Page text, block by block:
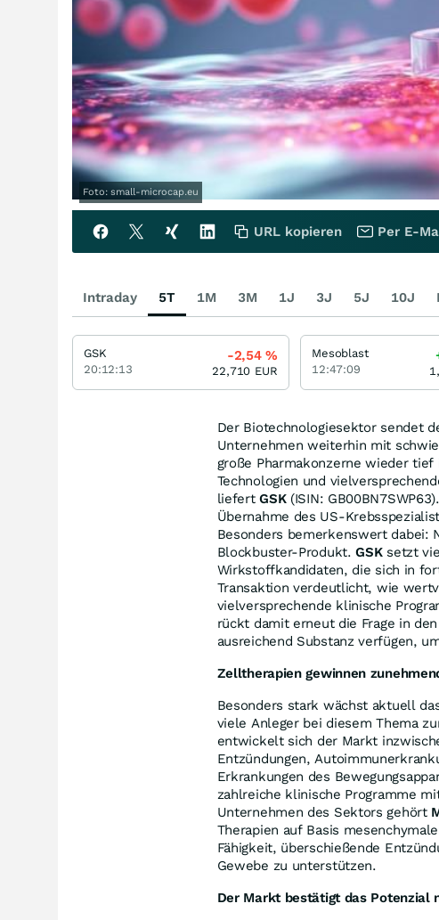
Foto: small-microcap.eu
Der Biotechnologiesektor sendet
Unternehmen weiterhin mit
große Pharmakonzerne wieder tief
Technologien und
liefertGSK(ISIN:
Übernahme des US-
Besonders bemerkenswert
Blockbuster-Produkt.GSKsetzt
Wirkstoffkandidaten, die sich in
Transaktion verdeutlicht, wie
vielversprechende klinische
rückt damit erneut die Frage in
ausreichend Substanz verfügen,
Zelltherapien gewinnen
Besonders stark wächst aktuell
viele Anleger bei diesem Thema
entwickelt sich der Markt
Entzündungen,
Erkrankungen des
zahlreiche klinische Programme
Unternehmen des Sektors gehört
Therapien auf Basis
Fähigkeit, überschießende
Gewebe zu unterstützen.
Der Markt bestätigt das Potenzial
URL kopieren Per E-
Intraday 5T 1M 3M 1J 3J 5J 10J
GSK
20:12:13
-2,54%
22,710 EUR
Mesoblast
12:47:09